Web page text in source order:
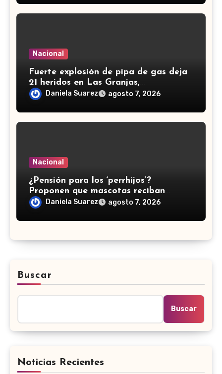
Nacional
Fuerte explosión de pipa de gas deja
21 heridos en Las Granjas,
Cuernavaca; dos son menores
Daniela Suarez agosto 7, 2026
Nacional
¿Pensión para los ‘perrhijos’?
Proponen que mascotas reciban
manutención tras divorcios en CDMX
Daniela Suarez agosto 7, 2026
Buscar
Buscar
Noticias Recientes